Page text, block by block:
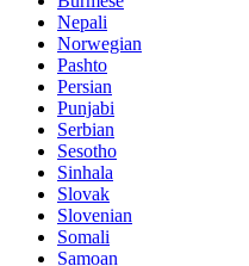
Nepali
Norwegian
Pashto
Persian
Punjabi
Serbian
Sesotho
Sinhala
Slovak
Slovenian
Somali
Samoan